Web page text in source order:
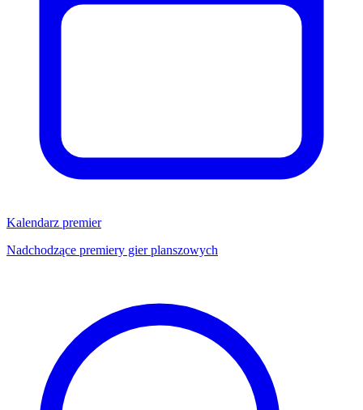
Kalendarz premier
Nadchodzące premiery gier planszowych